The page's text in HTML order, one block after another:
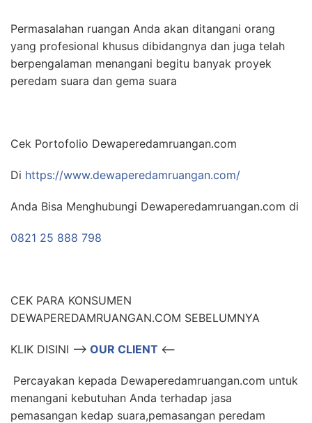
Permasalahan ruangan Anda akan ditangani orang
yang profesional khusus dibidangnya dan juga telah
berpengalaman menangani begitu banyak proyek
peredam suara dan gema suara
Cek Portofolio Dewaperedamruangan.com
Di https://www.dewaperedamruangan.com/
Anda Bisa Menghubungi Dewaperedamruangan.com di
0821 25 888 798
CEK PARA KONSUMEN
DEWAPEREDAMRUANGAN.COM SEBELUMNYA
KLIK DISINI –> OUR CLIENT <–
Percayakan kepada Dewaperedamruangan.com untuk
menangani kebutuhan Anda terhadap jasa
pemasangan kedap suara,pemasangan peredam